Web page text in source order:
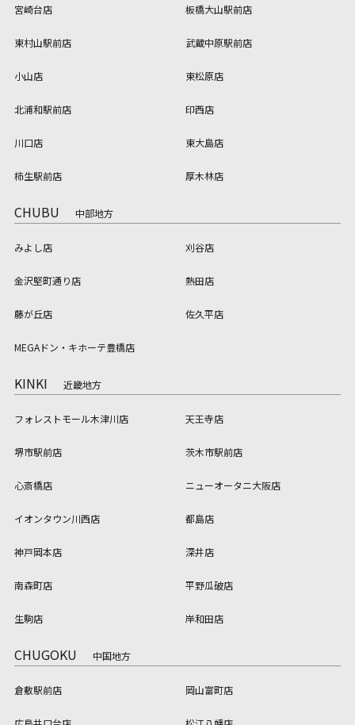
宮崎台店 板橋大山駅前店
東村山駅前店 武蔵中原駅前店
小山店 東松原店
北浦和駅前店 印西店
川口店 東大島店
柿生駅前店 厚木林店
CHUBU 中部地方
みよし店 刈谷店
金沢堅町通り店 熱田店
藤が丘店 佐久平店
MEGAドン・キホーテ豊橋店
KINKI 近畿地方
フォレストモール木津川店 天王寺店
堺市駅前店 茨木市駅前店
心斎橋店 ニューオータニ大阪店
イオンタウン川西店 都島店
神戸岡本店 深井店
南森町店 平野瓜破店
生駒店 岸和田店
CHUGOKU 中国地方
倉敷駅前店 岡山富町店